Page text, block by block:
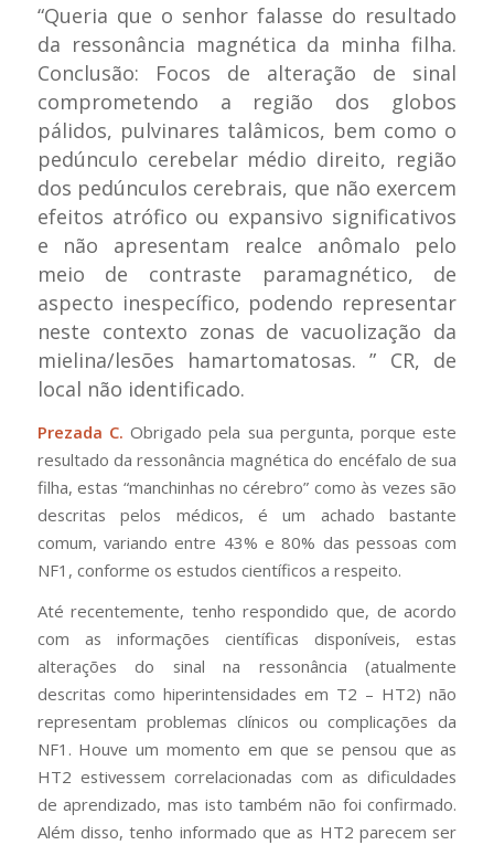
“Queria que o senhor falasse do resultado
da ressonância magnética da minha filha.
Conclusão: Focos de alteração de sinal
comprometendo a região dos globos
pálidos, pulvinares talâmicos, bem como o
pedúnculo cerebelar médio direito, região
dos pedúnculos cerebrais, que não exercem
efeitos atrófico ou expansivo significativos
e não apresentam realce anômalo pelo
meio de contraste paramagnético, de
aspecto inespecífico, podendo representar
neste contexto zonas de vacuolização da
mielina/lesões hamartomatosas. ” CR, de
local não identificado.
Prezada C. Obrigado pela sua pergunta, porque este
resultado da ressonância magnética do encéfalo de sua
filha, estas “manchinhas no cérebro” como às vezes são
descritas pelos médicos, é um achado bastante
comum, variando entre 43% e 80% das pessoas com
NF1, conforme os estudos científicos a respeito.
Até recentemente, tenho respondido que, de acordo
com as informações científicas disponíveis, estas
alterações do sinal na ressonância (atualmente
descritas como hiperintensidades em T2 – HT2) não
representam problemas clínicos ou complicações da
NF1. Houve um momento em que se pensou que as
HT2 estivessem correlacionadas com as dificuldades
de aprendizado, mas isto também não foi confirmado.
Além disso, tenho informado que as HT2 parecem ser